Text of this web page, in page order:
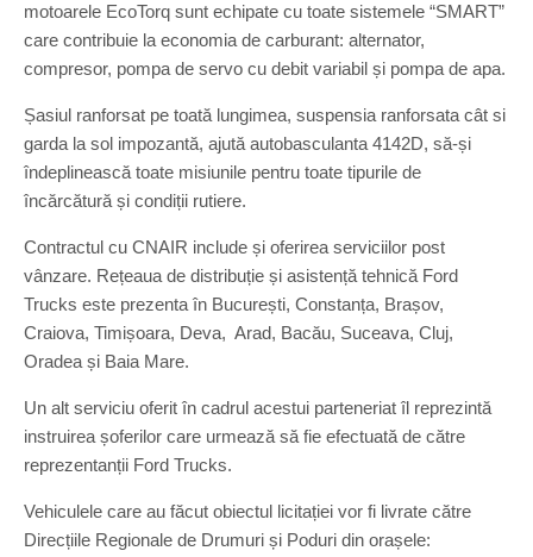
motoarele EcoTorq sunt echipate cu toate sistemele “SMART”
care contribuie la economia de carburant: alternator,
compresor, pompa de servo cu debit variabil și pompa de apa.
Șasiul ranforsat pe toată lungimea, suspensia ranforsata cât si
garda la sol impozantă, ajută autobasculanta 4142D, să-și
îndeplinească toate misiunile pentru toate tipurile de
încărcătură și condiții rutiere.
Contractul cu CNAIR include și oferirea serviciilor post
vânzare. Rețeaua de distribuție și asistență tehnică Ford
Trucks este prezenta în București, Constanța, Brașov,
Craiova, Timișoara, Deva, Arad, Bacău, Suceava, Cluj,
Oradea și Baia Mare.
Un alt serviciu oferit în cadrul acestui parteneriat îl reprezintă
instruirea șoferilor care urmează să fie efectuată de către
reprezentanții Ford Trucks.
Vehiculele care au făcut obiectul licitației vor fi livrate către
Direcțiile Regionale de Drumuri și Poduri din orașele: